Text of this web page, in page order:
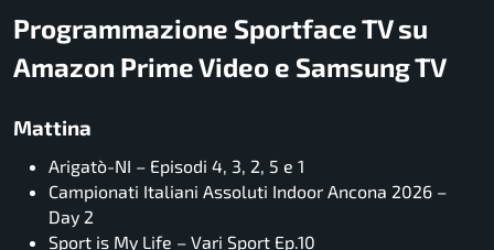
Programmazione Sportface TV su
Amazon Prime Video e Samsung TV
Mattina
Arigatò-NI – Episodi 4, 3, 2, 5 e 1
Campionati Italiani Assoluti Indoor Ancona 2026 –
Day 2
Sport is My Life – Vari Sport Ep.10